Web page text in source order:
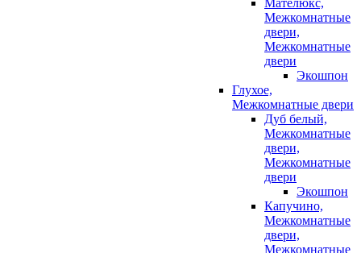
Мателюкс,
Межкомнатные
двери,
Межкомнатные
двери
Экошпон
Глухое,
Межкомнатные двери
Дуб белый,
Межкомнатные
двери,
Межкомнатные
двери
Экошпон
Капучино,
Межкомнатные
двери,
Межкомнатные